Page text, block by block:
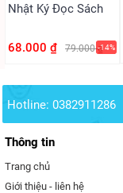
Nhật Ký Đọc Sách
68.000 ₫ 79.000 ₫-14%
Hotline: 0382911286
Thông tin
Trang chủ
Giới thiệu - liên hệ